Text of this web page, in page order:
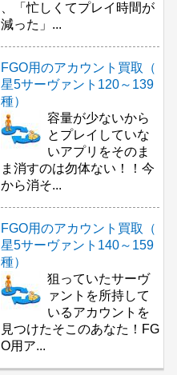
、「忙しくてプレイ時間が
減った」...
FGO用のアカウント買取（
星5サーヴァント120～139
種）
容量が少ないから
とプレイしていな
いアプリをそのま
ま消すのは勿体ない！！今
から消そ...
FGO用のアカウント買取（
星5サーヴァント140～159
種）
狙っていたサーヴ
ァントを所持して
いるアカウントを
見つけたそこのあなた！FG
O用ア...